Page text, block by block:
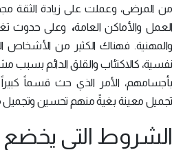
من المرضى، وعملت على زيادة الثقة
العمل والأماكن العامة، وعلى حدوث
والمهنية. فهناك الكثير من
نفسية، كالاكتئاب والقلق الدائم بسبب
بأجسامهم، الأمر الذي حث قسماً
تجميل معينة بغيةً منهم تحسين
الشروط التي